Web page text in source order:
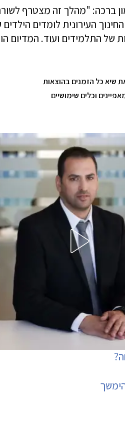
ברכה: "מהלך זה מצטרף
העירונית לומדים הילדים
של התלמידים ועוד. המדיום
שיא כל הזמנים בהוצאות
וכלים שימושיים